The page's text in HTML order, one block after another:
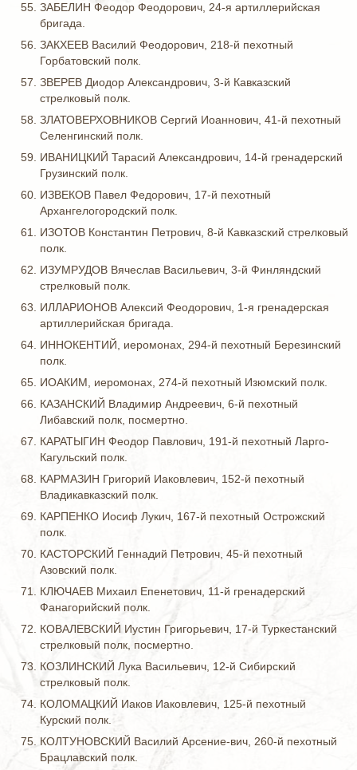
ЗАБЕЛИН Феодор Феодорович, 24-я артиллерийская
бригада.
ЗАКХЕЕВ Василий Феодорович, 218-й пехотный
Горбатовский полк.
ЗВЕРЕВ Диодор Александрович, 3-й Кавказский
стрелковый полк.
ЗЛАТОВЕРХОВНИКОВ Сергий Иоаннович, 41-й пехотный
Селенгинский полк.
ИВАНИЦКИЙ Тарасий Александрович, 14-й гренадерский
Грузинский полк.
ИЗВЕКОВ Павел Федорович, 17-й пехотный
Архангелогородский полк.
ИЗОТОВ Константин Петрович, 8-й Кавказский стрелковый
полк.
ИЗУМРУДОВ Вячеслав Васильевич, 3-й Финляндский
стрелковый полк.
ИЛЛАРИОНОВ Алексий Феодорович, 1-я гренадерская
артиллерийская бригада.
ИННОКЕНТИЙ, иеромонах, 294-й пехотный Березинский
полк.
ИОАКИМ, иеромонах, 274-й пехотный Изюмский полк.
КАЗАНСКИЙ Владимир Андреевич, 6-й пехотный
Либавский полк, посмертно.
КАРАТЫГИН Феодор Павлович, 191-й пехотный Ларго-
Кагульский полк.
КАРМАЗИН Григорий Иаковлевич, 152-й пехотный
Владикавказский полк.
КАРПЕНКО Иосиф Лукич, 167-й пехотный Острожский
полк.
КАСТОРСКИЙ Геннадий Петрович, 45-й пехотный
Азовский полк.
КЛЮЧАЕВ Михаил Епенетович, 11-й гренадерский
Фанагорийский полк.
КОВАЛЕВСКИЙ Иустин Григорьевич, 17-й Туркестанский
стрелковый полк, посмертно.
КОЗЛИНСКИЙ Лука Васильевич, 12-й Сибирский
стрелковый полк.
КОЛОМАЦКИЙ Иаков Иаковлевич, 125-й пехотный
Курский полк.
КОЛТУНОВСКИЙ Василий Арсение-вич, 260-й пехотный
Брацлавский полк.